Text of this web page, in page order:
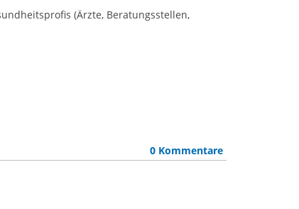
(Ärzte, Beratungsstellen,
0 Kommentare